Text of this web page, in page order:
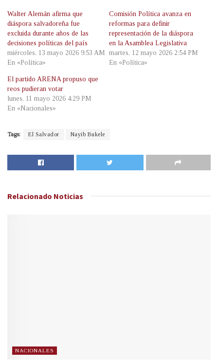
Walter Alemán afirma que
diáspora salvadoreña fue
excluida durante años de las
decisiones políticas del país
miércoles, 13 mayo 2026 9:53 AM
En «Política»
Comisión Política avanza en
reformas para definir
representación de la diáspora
en la Asamblea Legislativa
martes, 12 mayo 2026 2:54 PM
En «Política»
El partido ARENA propuso que
reos pudieran votar
lunes, 11 mayo 2026 4:29 PM
En «Nacionales»
Tags: El Salvador Nayib Bukele
Relacionado Noticias
NACIONALES